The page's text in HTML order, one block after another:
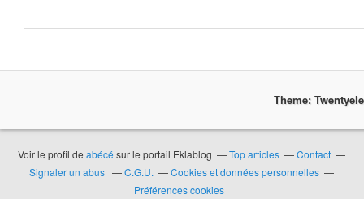
Theme:
Voir le profil deabécé sur le portail Eklablog Top articles
Contact
Signaler un abus
C.G.U.
Cookies et données personnelles
Préférences cookies